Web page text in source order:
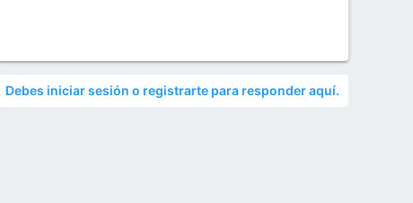
Debes iniciar sesión o registrarte para responder aquí.